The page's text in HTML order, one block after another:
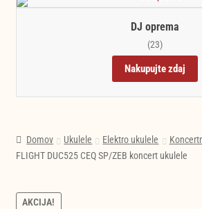
Moj račun
Novice in testi glasbil
DJ oprema
(23)
Nakupujte zdaj
Domov Ukulele Elektro ukulele
FLIGHT DUC525 CEQ SP/ZEB koncert ukulele
AKCIJA!